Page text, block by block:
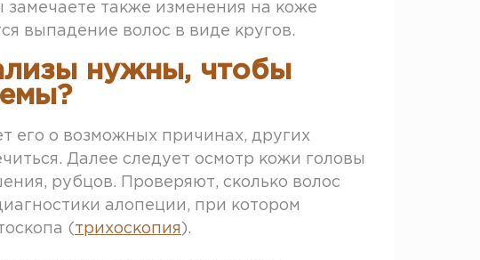
также изменения на коже
выпадение волос в виде кругов.
нужны, чтобы
его о возможных причинах, других
Далее следует осмотр кожи головы
рубцов. Проверяют, сколько волос
алопеции, при котором
( трихоскопия ).